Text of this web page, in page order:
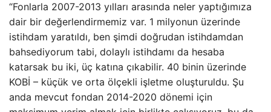
“Fonlarla 2007-2013 yılları arasında neler yaptığımıza
dair bir değerlendirmemiz var. 1 milyonun üzerinde
istihdam yaratıldı, ben şimdi doğrudan istihdamdan
bahsediyorum tabi, dolaylı istihdamı da hesaba
katarsak bu iki, üç katına çıkabilir. 40 binin üzerinde
KOBİ – küçük ve orta ölçekli işletme oluşturuldu. Şu
anda mevcut fondan 2014-2020 dönemi için